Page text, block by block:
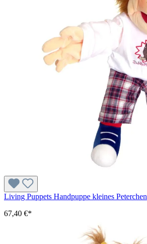
Living Puppets Handpuppe kleines Peterchen
67,40 €*